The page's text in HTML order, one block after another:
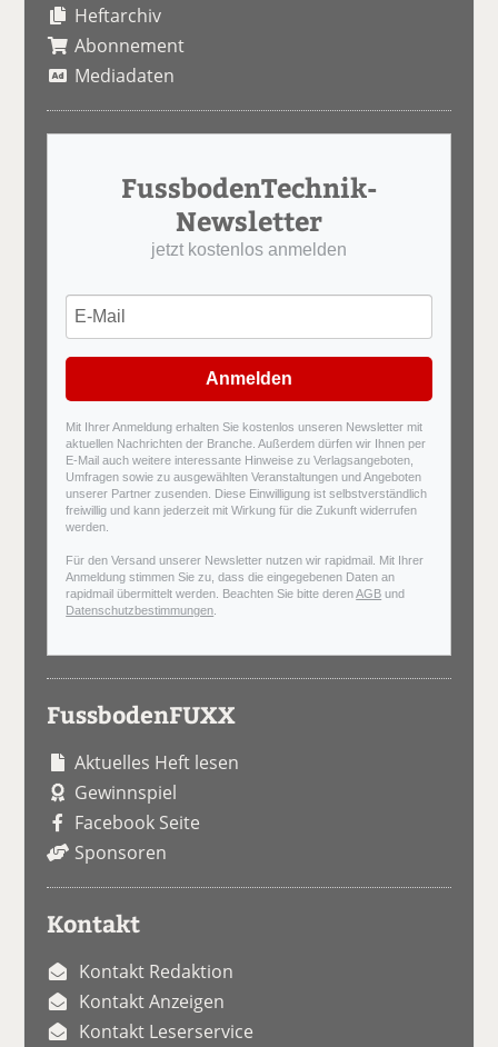
Heftarchiv
Abonnement
Mediadaten
FussbodenTechnik-
Newsletter
jetzt kostenlos anmelden
Anmelden
Mit Ihrer Anmeldung erhalten Sie kostenlos unseren Newsletter mit
aktuellen Nachrichten der Branche. Außerdem dürfen wir Ihnen per
E-Mail auch weitere interessante Hinweise zu Verlagsangeboten,
Umfragen sowie zu ausgewählten Veranstaltungen und Angeboten
unserer Partner zusenden. Diese Einwilligung ist selbstverständlich
freiwillig und kann jederzeit mit Wirkung für die Zukunft widerrufen
werden.
Für den Versand unserer Newsletter nutzen wir rapidmail. Mit Ihrer
Anmeldung stimmen Sie zu, dass die eingegebenen Daten an
rapidmail übermittelt werden. Beachten Sie bitte derenAGB und
Datenschutzbestimmungen
FussbodenFUXX
Aktuelles Heft lesen
Gewinnspiel
Facebook Seite
Sponsoren
Kontakt
Kontakt Redaktion
Kontakt Anzeigen
Kontakt Leserservice